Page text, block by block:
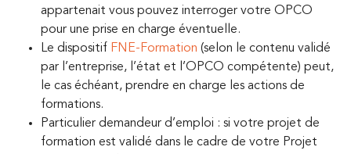
appartenait vous pouvez interroger votre OPCO
pour une prise en charge éventuelle.
Le dispositif FNE-Formation (selon le contenu validé
par l’entreprise, l’état et l’OPCO compétente) peut,
le cas échéant, prendre en charge les actions de
formations.
Particulier demandeur d’emploi : si votre projet de
formation est validé dans le cadre de votre Projet